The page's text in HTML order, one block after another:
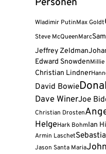
Personen
Wladimir PutinMax Goldt
Steve McQueenMarc
Jeffrey Zeldman
Edward Snowden
Christian Lindner
David Bowie
Dave WinerJoe
Christian Drosten
HelgeHark BohmIan
Armin Laschet
Jason Santa Maria